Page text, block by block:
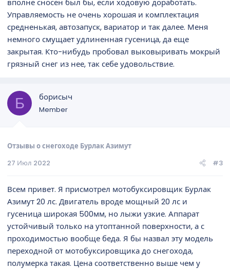
вполне сносен был бы, если ходовую доработать.
Управляемость не очень хорошая и комплектация
средненькая, автозапуск, вариатор и так далее. Меня
немного смущает удлиненная гусеница, да еще
закрытая. Кто-нибудь пробовал выковыривать мокрый
грязный снег из нее, так себе удовольствие.
Б борисыч
Member
Отзывы о снегоходе Бурлак Азимут
27 Июл 2022
#3
Всем привет. Я присмотрел мотобуксировщик Бурлак
Азимут 20 лс. Двигатель вроде мощный 20 лс и
гусеница широкая 500мм, но лыжи узкие. Аппарат
устойчивый только на утоптанной поверхности, а с
проходимостью вообще беда. Я бы назвал эту модель
переходной от мотобуксировщика до снегохода,
полумерка такая. Цена соответственно выше чем у